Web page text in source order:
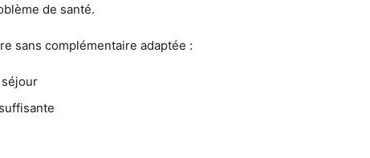
de santé.
sans complémentaire adaptée :
séjour